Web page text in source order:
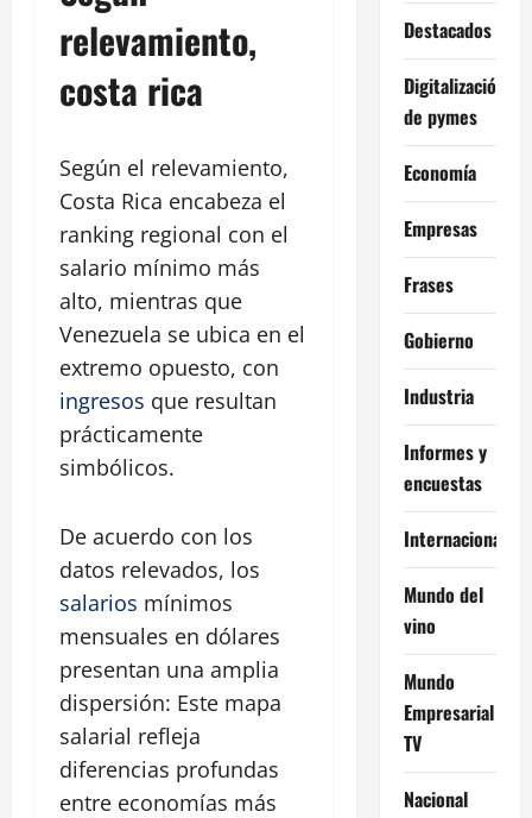
relevamiento,
costa rica
Según el relevamiento,
Costa Rica encabeza el
ranking regional con el
salario mínimo más
alto, mientras que
Venezuela se ubica en el
extremo opuesto, con
ingresos que resultan
prácticamente
simbólicos.
De acuerdo con los
datos relevados, los
salarios mínimos
mensuales en dólares
presentan una amplia
dispersión: Este mapa
salarial refleja
diferencias profundas
entre economías más
Destacados
Digitalización
de pymes
Economía
Empresas
Frases
Gobierno
Industria
Informes y
encuestas
Internacional
Mundo del
vino
Mundo
Empresarial
TV
Nacional